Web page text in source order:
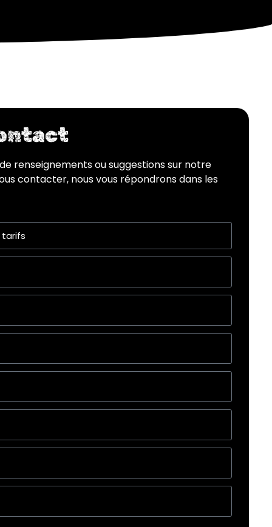
renseignements ou suggestions sur notre
contacter, nous vous répondrons dans les